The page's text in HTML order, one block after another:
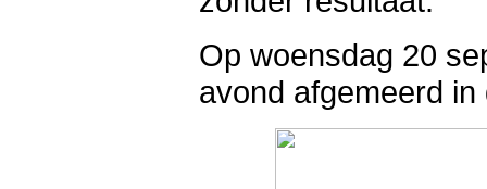
Op woensdag 20
avond afgemeerd